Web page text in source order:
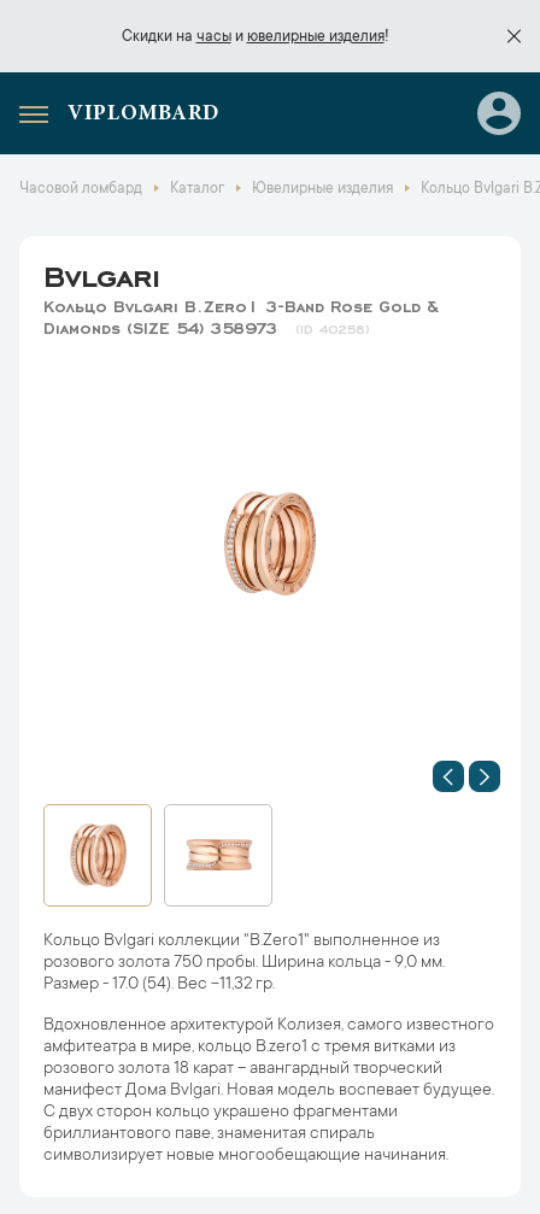
Скидки на часыи ювелирные изделия!
Скидки начасы
VIPLOMBARD
Часовой ломбард Каталог Ювелирные изделия Кольцо Bvlgari
Bvlgari
Кольцо Bvlgari B.Zero1 3-Band Rose Gold &
Diamonds (SIZE 54) 358973
40258
Кольцо Bvlgari коллекции "B.Zero1" выполненное из
розового золота 750 пробы. Ширина кольца - 9,0 мм.
Размер - 17.0 (54). Вес -11,32 гр.
Вдохновленное архитектурой Колизея, самого известного
амфитеатра в мире, кольцо B.zero1 с тремя витками из
розового золота 18 карат – авангардный творческий
манифест Дома Bvlgari. Новая модель воспевает будущее.
С двух сторон кольцо украшено фрагментами
бриллиантового паве, знаменитая спираль
символизирует новые многообещающие начинания.